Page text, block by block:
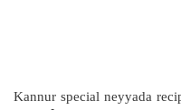
Kannur special